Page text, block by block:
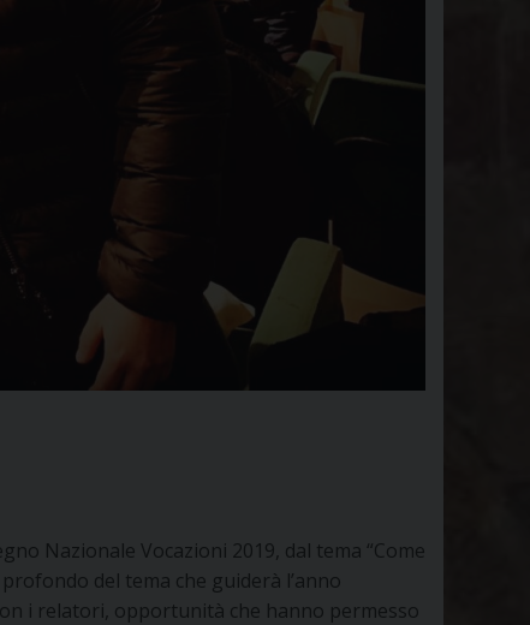
Nazionale Vocazioni 2019, dal tema “Come
del tema che guiderà l’anno
i relatori, opportunità che hanno permesso